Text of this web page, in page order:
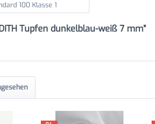
100 Klasse 1
Tupfen dunkelblau-weiß 7 mm"